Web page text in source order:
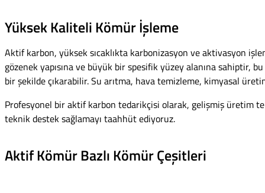
Yüksek Kaliteli Kömür İşleme
Aktif karbon, yüksek sıcaklıkta karbonizasyon ve aktivasyon
gözenek yapısına ve büyük bir spesifik yüzey alanına sahiptir,
bir şekilde çıkarabilir. Su arıtma, hava temizleme, kimyasal
Profesyonel bir aktif karbon tedarikçisi olarak, gelişmiş üretim
teknik destek sağlamayı taahhüt ediyoruz.
Aktif Kömür Bazlı Kömür Çeşitleri